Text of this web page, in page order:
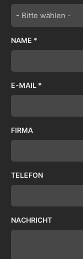
- Bitte wählen -
NAME *
E-MAIL *
FIRMA
TELEFON
NACHRICHT